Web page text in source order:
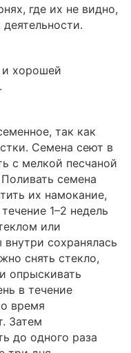
где их не видно,
и хорошей
так как
Семена сеют в
с мелкой песчаной
семена
их намокание,
1–2 недель
или
сохранялась
снять стекло,
опрыскивать
в течение
время
Затем
до одного раза